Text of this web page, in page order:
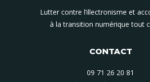
Lutter contre l’illectronisme et
à la transition numérique tout
CONTACT
09 71 26 20 81